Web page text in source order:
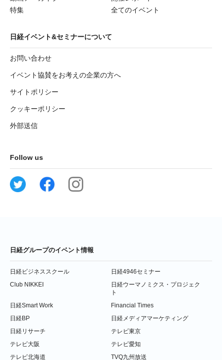
特集
全てのイベント
日経イベント&セミナーについて
お問い合わせ
イベント協賛をお考えの企業の方へ
サイトポリシー
クッキーポリシー
外部送信
Follow us
日経グループのイベント情報
日経ビジネススクール
日経4946セミナー
Club NIKKEI
日経ウーマノミクス・プロジェク
ト
日経Smart Work
Financial Times
日経BP
日経メディアマーケティング
日経リサーチ
テレビ東京
テレビ大阪
テレビ愛知
テレビ北海道
TVQ九州放送